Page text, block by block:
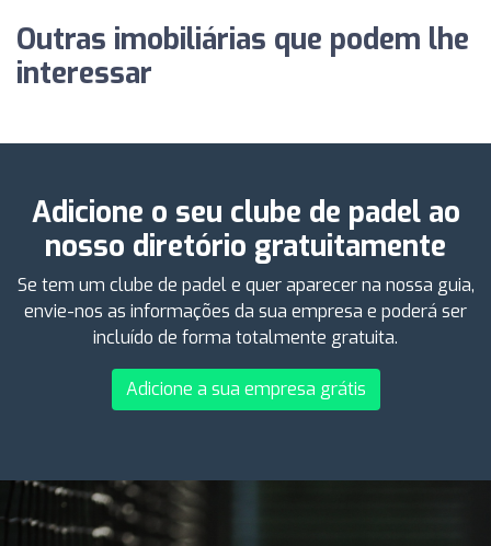
Outras imobiliárias que podem lhe
interessar
Adicione o seu clube de padel ao
nosso diretório gratuitamente
Se tem um clube de padel e quer aparecer na nossa guia,
envie-nos as informações da sua empresa e poderá ser
incluído de forma totalmente gratuita.
Adicione a sua empresa grátis